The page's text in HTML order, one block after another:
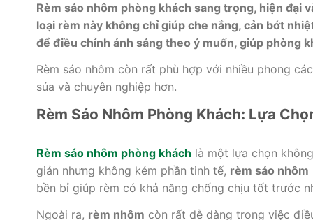
Rèm sáo nhôm phòng khách sang trọng, hiện đại
loại rèm này không chỉ giúp che nắng, cản bớt
để điều chỉnh ánh sáng theo ý muốn, giúp phòng
Rèm sáo nhôm còn rất phù hợp với nhiều phong
sủa và chuyên nghiệp hơn.
Rèm Sáo Nhôm Phòng Khách: Lựa
Rèm sáo nhôm phòng khách là một lựa chọn
giản nhưng không kém phần tinh tế, rèm sáo nhôm
bền bỉ giúp rèm có khả năng chống chịu tốt trước
Ngoài ra, rèm nhôm còn rất dễ dàng trong việc